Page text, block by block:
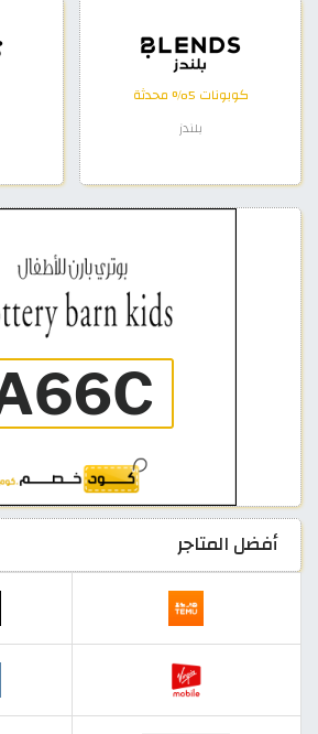
كوبونات 5% محدثة
بلندز
أفضل المتاجر